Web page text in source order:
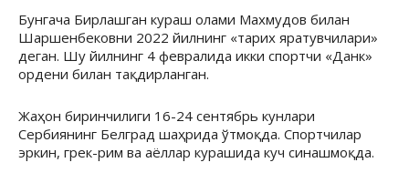
Бунгача Бирлашган кураш олами Махмудов билан
Шаршенбековни 2022 йилнинг «тарих яратувчилари»
деган. Шу йилнинг 4 февралида икки спортчи «Данк»
ордени билан тақдирланган.
Жаҳон биринчилиги 16-24 сентябрь кунлари
Сербиянинг Белград шаҳрида ўтмоқда. Спортчилар
эркин, грек-рим ва аёллар курашида куч синашмоқда.